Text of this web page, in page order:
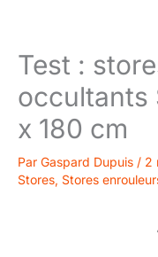
Test :
occultants
x 180 cm
Par Gaspard Dupuis / 2
Stores, Stores